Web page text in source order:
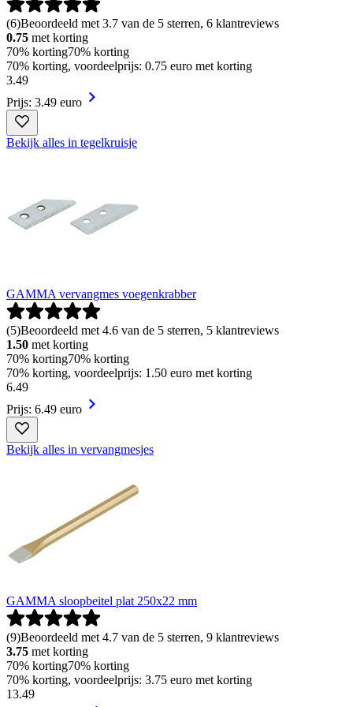
(6)Beoordeeld met 3.7 van de 5 sterren, 6 klantreviews
0.75 met korting
70% korting70% korting
70% korting, voordeelprijs: 0.75 euro met korting
3.49
Prijs: 3.49 euro
Bekijk alles in tegelkruisje
GAMMA vervangmes voegenkrabber
(5)Beoordeeld met 4.6 van de 5 sterren, 5 klantreviews
1.50 met korting
70% korting70% korting
70% korting, voordeelprijs: 1.50 euro met korting
6.49
Prijs: 6.49 euro
Bekijk alles in vervangmesjes
GAMMA sloopbeitel plat 250x22 mm
(9)Beoordeeld met 4.7 van de 5 sterren, 9 klantreviews
3.75 met korting
70% korting70% korting
70% korting, voordeelprijs: 3.75 euro met korting
13.49